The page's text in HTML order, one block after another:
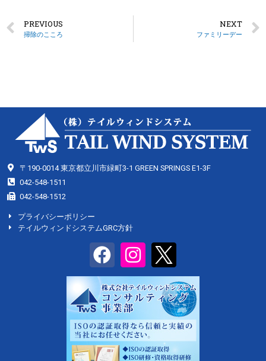
PREVIOUS
掃除のこころ
NEXT
ファミリーデー
〒190-0014 東京都立川市緑町3-1 GREEN SPRINGS E1-3F
042-548-1511
042-548-1512
プライバシーポリシー
テイルウィンドシステムGRC方針